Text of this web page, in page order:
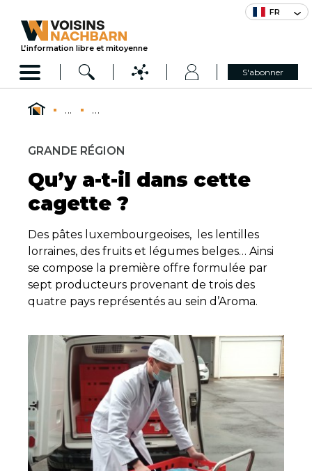
FR
L’information libre et mitoyenne
S'abonner
... ...
GRANDE RÉGION
Qu’y a-t-il dans cette
cagette ?
Des pâtes luxembourgeoises, les lentilles
lorraines, des fruits et légumes belges… Ainsi
se compose la première offre formulée par
sept producteurs provenant de trois des
quatre pays représentés au sein d’Aroma.